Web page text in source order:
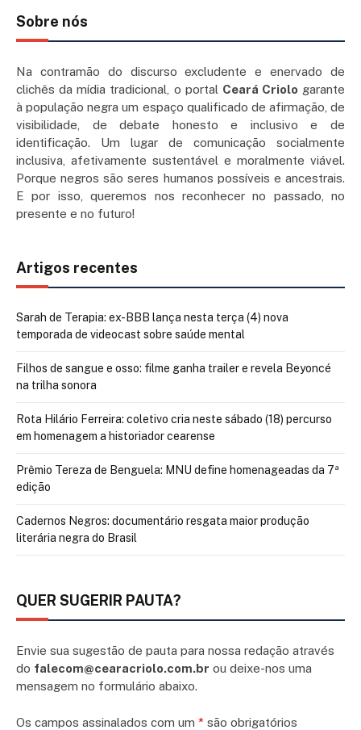
Sobre nós
Na contramão do discurso excludente e enervado de
clichês da mídia tradicional, o portal Ceará Criolo garante
à população negra um espaço qualificado de afirmação, de
visibilidade, de debate honesto e inclusivo e de
identificação. Um lugar de comunicação socialmente
inclusiva, afetivamente sustentável e moralmente viável.
Porque negros são seres humanos possíveis e ancestrais.
E por isso, queremos nos reconhecer no passado, no
presente e no futuro!
Artigos recentes
Sarah de Terapia: ex-BBB lança nesta terça (4) nova
temporada de videocast sobre saúde mental
Filhos de sangue e osso: filme ganha trailer e revela Beyoncé
na trilha sonora
Rota Hilário Ferreira: coletivo cria neste sábado (18) percurso
em homenagem a historiador cearense
Prêmio Tereza de Benguela: MNU define homenageadas da 7ª
edição
Cadernos Negros: documentário resgata maior produção
literária negra do Brasil
QUER SUGERIR PAUTA?
Envie sua sugestão de pauta para nossa redação através
do falecom@cearacriolo.com.br ou deixe-nos uma
mensagem no formulário abaixo.
Os campos assinalados com um * são obrigatórios